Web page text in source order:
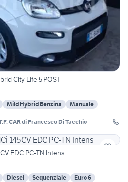
City Life 5 POST
Mild Hybrid Benzina
Manuale
CAR di Francesco Di Tacchio
EDC PC-TN Intens
Diesel Sequenziale
Euro 6